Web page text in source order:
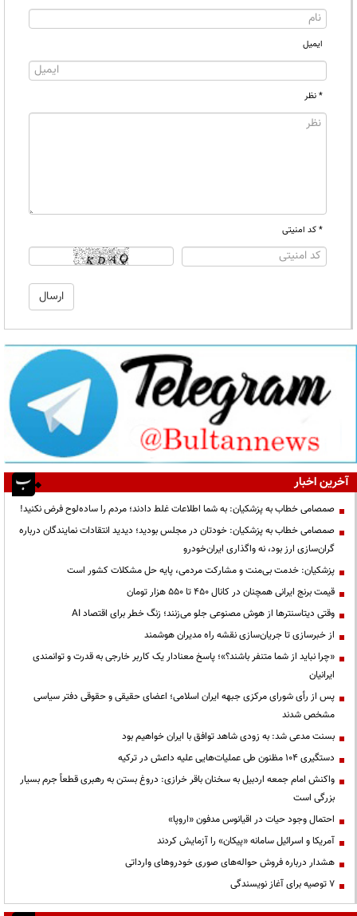
ایمیل
* نظر
* کد امنیتی
آخرین اخبار
صمصامی خطاب به پزشکیان: به شما اطلاعات غلط دادند؛ مردم را ساده‌لوح فرض نکنید!
صمصامی خطاب به پزشکیان: خودتان در مجلس بودید؛ دیدید انتقادات نمایندگان درباره
گران‌سازی ارز بود، نه واگذاری ایران‌خودرو
پزشکیان: خدمت بی‌منت و مشارکت مردمی، پایه حل مشکلات کشور است
قیمت‌ برنج ایرانی همچنان در کانال ۴۵۰ تا ۵۵۰ هزار تومان
وقتی دیتاسنترها از هوش مصنوعی جلو می‌زنند؛ زنگ خطر برای اقتصاد AI
از خبرسازی تا جریان‌سازی نقشه راه مدیران هوشمند
«چرا نباید از شما متنفر باشند؟»؛ پاسخ معنادار یک کاربر خارجی به قدرت و توانمندی
ایرانیان
پس از رأی شورای مرکزی جبهه ایران اسلامی؛ اعضای حقیقی و حقوقی دفتر سیاسی
مشخص شدند
بسنت مدعی شد: به زودی شاهد توافق با ایران خواهیم بود
دستگیری ۱۰۴ مظنون طی عملیات‌هایی علیه داعش در ترکیه
واکنش امام جمعه اردبیل به سخنان باقر خرازی: دروغ بستن به رهبری قطعاً جرم بسیار
بزرگی است
احتمال وجود حیات در اقیانوس مدفون «اروپا»
آمریکا و اسرائیل سامانه «پیکان» را آزمایش کردند
هشدار درباره فروش حواله‌های صوری خودروهای وارداتی
۷ توصیه برای آغاز نویسندگی